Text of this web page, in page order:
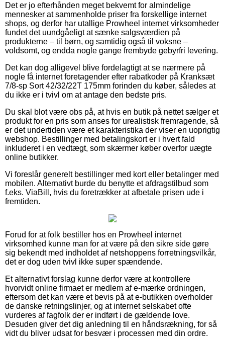
Det er jo efterhånden meget bekvemt for almindelige
mennesker at sammenholde priser fra forskellige internet
shops, og derfor har utallige Prowheel internet virksomheder
fundet det uundgåeligt at sænke salgsværdien på
produkterne – til børn, og samtidig også til voksne –
voldsomt, og endda nogle gange frembyde gebyrfri levering.
Det kan dog alligevel blive fordelagtigt at se nærmere på
nogle få internet foretagender efter rabatkoder på Kranksæt
7/8-sp Sort 42/32/22T 175mm forinden du køber, således at
du ikke er i tvivl om at antage den bedste pris.
Du skal blot være obs på, at hvis en butik på nettet sælger et
produkt for en pris som anses for urealistisk fremragende, så
er det undertiden være et karakteristika der viser en uoprigtig
webshop. Bestillinger med betalingskort er i hvert fald
inkluderet i en vedtægt, som skærmer køber overfor uægte
online butikker.
Vi foreslår generelt bestillinger med kort eller betalinger med
mobilen. Alternativt burde du benytte et afdragstilbud som
f.eks. ViaBill, hvis du foretrækker at afbetale prisen ude i
fremtiden.
Forud for at folk bestiller hos en Prowheel internet
virksomhed kunne man for at være på den sikre side gøre
sig bekendt med indholdet af netshoppens forretningsvilkår,
det er dog uden tvivl ikke super spændende.
Et alternativt forslag kunne derfor være at kontrollere
hvorvidt online firmaet er medlem af e-mærke ordningen,
eftersom det kan være et bevis på at e-butikken overholder
de danske retningslinjer, og at internet selskabet ofte
vurderes af fagfolk der er indført i de gældende love.
Desuden giver det dig anledning til en håndsrækning, for så
vidt du bliver udsat for besvær i processen med din ordre.